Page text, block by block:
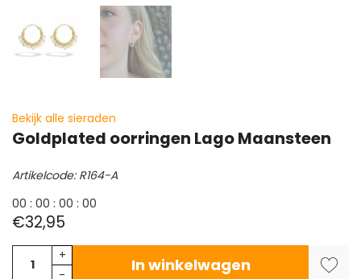
Bekijk alle sieraden
Goldplated oorringen Lago Maansteen
Artikelcode: R164-A
00 : 00 : 00 : 00
€32,95
+
-
In winkelwagen